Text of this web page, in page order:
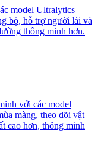
model Ultralytics
bộ, hỗ trợ người lái và
thông minh hơn.
với các model
màng, theo dõi vật
cao hơn, thông minh